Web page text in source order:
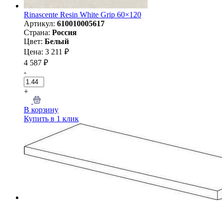
Rinascente Resin White Grip 60×120
Артикул: 610010005617
Страна: Россия
Цвет: Белый
Цена: 3 211 ₽
4 587 ₽
-
+
В корзину
Купить в 1 клик